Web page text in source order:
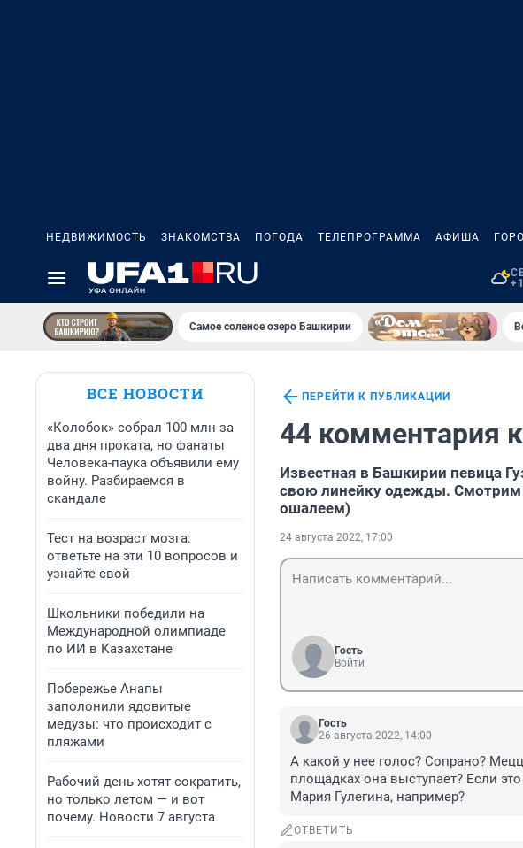
НЕДВИЖИМОСТЬ ЗНАКОМСТВА ПОГОДА ТЕЛЕПРОГРАММА АФИША
Самое соленое озеро Башкирии
ВСЕ НОВОСТИ
«Колобок» собрал 100 млн за
два дня проката, но фанаты
Человека-паука объявили ему
войну. Разбираемся в
скандале
Тест на возраст мозга:
ответьте на эти 10 вопросов и
узнайте свой
Школьники победили на
Международной олимпиаде
по ИИ в Казахстане
Побережье Анапы
заполонили ядовитые
медузы: что происходит с
пляжами
Рабочий день хотят сократить,
но только летом — и вот
почему. Новости 7 августа
ПЕРЕЙТИ К ПУБЛИКАЦИИ
44 комментария
Известная в Башкирии певица
свою линейку одежды. Смотрим
ошалеем)
24 августа 2022, 17:00
Гость
Войти
Гость
26 августа 2022, 14:00
А какой у нее голос? Сопрано?
площадках она выступает? Если
Мария Гулегина, например?
ОТВЕТИТЬ